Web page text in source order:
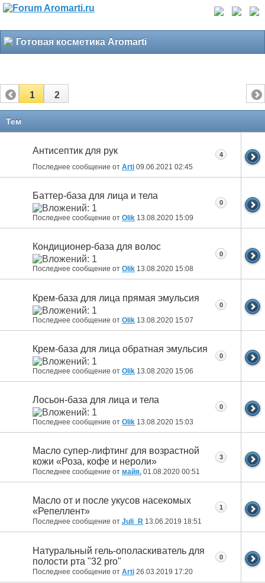
Готовая косметика Aromarti
1 2
Тем
Антисептик для рук
Последнее сообщение от Arti 09.06.2021 02:45
4
Баттер-база для лица и тела
Последнее сообщение от Olik 13.08.2020 15:09
0
Кондиционер-база для волос
Последнее сообщение от Olik 13.08.2020 15:08
0
Крем-база для лица прямая эмульсия
Последнее сообщение от Olik 13.08.2020 15:07
0
Крем-база для лица обратная эмульсия
Последнее сообщение от Olik 13.08.2020 15:06
0
Лосьон-база для лица и тела
Последнее сообщение от Olik 13.08.2020 15:03
0
Масло супер-лифтинг для возрастной
кожи «Роза, кофе и нероли»
Последнее сообщение от майя. 01.08.2020 00:51
3
Масло от и после укусов насекомых
«Репеллент»
Последнее сообщение от Juli_R 13.06.2019 18:51
1
Натуральный гель-ополаскиватель для
полости рта "32 pro"
Последнее сообщение от Arti 26.03.2019 17:20
0